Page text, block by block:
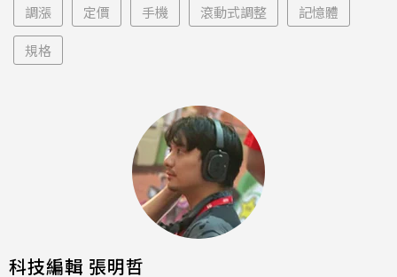
調漲 定價 手機 滾動式調整 記憶體
規格
科技編輯 張明哲